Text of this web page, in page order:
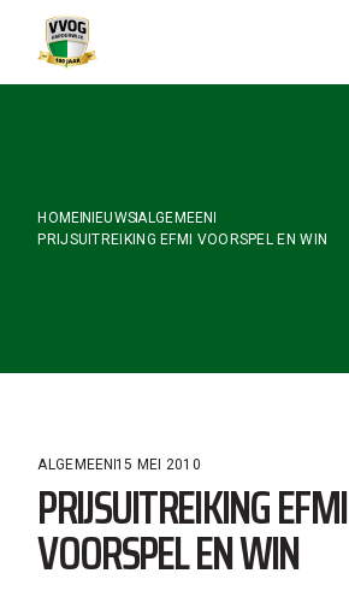
content
HOME NIEUWSALGEMEEN
PRIJSUITREIKING EFMI VOORSPEL EN WIN
ALGEMEEN 15 MEI 2010
PRIJSUITREIKING EFMI
VOORSPEL EN WIN